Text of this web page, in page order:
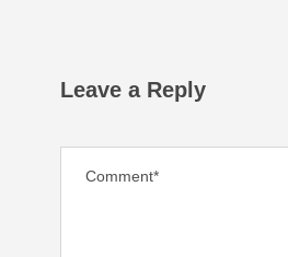
Leave a Reply